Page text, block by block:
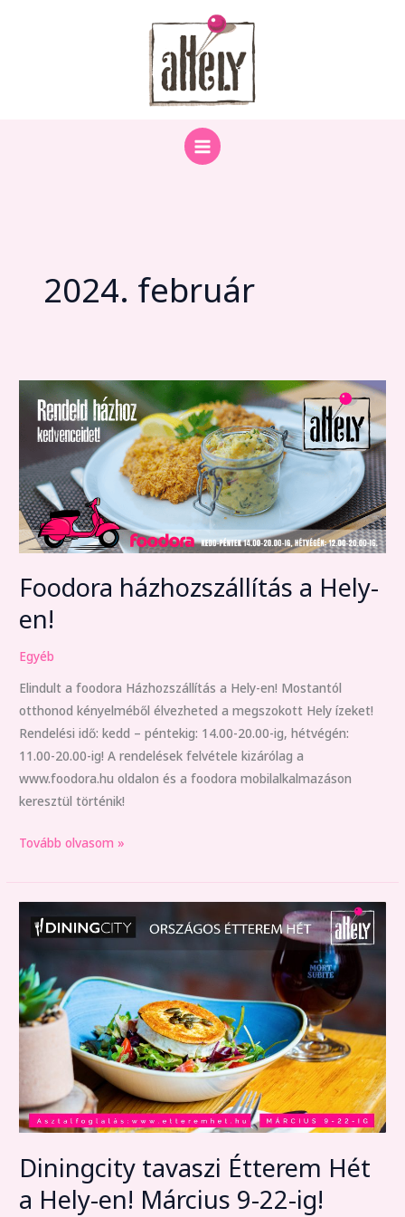
2024. február
Foodora házhozszállítás a Hely-
en!
Egyéb
Elindult a foodora Házhozszállítás a Hely-en! Mostantól
otthonod kényelméből élvezheted a megszokott Hely ízeket!
Rendelési idő: kedd – péntekig: 14.00-20.00-ig, hétvégén:
11.00-20.00-ig! A rendelések felvétele kizárólag a
www.foodora.hu oldalon és a foodora mobilalkalmazáson
keresztül történik!
Foodora
házhozszállítás
Hely-
en!
Tovább olvasom »
Diningcity tavaszi Étterem Hét
a Hely-en! Március 9-22-ig!
tavaszi
Étterem
Hét
a
Hely-
22-
ig!